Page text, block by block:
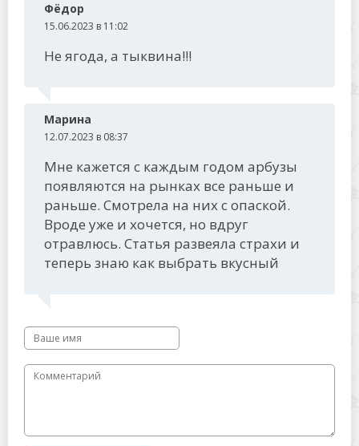
Фёдор
15.06.2023 в 11:02
Не ягода, а тыквина!!!
Марина
12.07.2023 в 08:37
Мне кажется с каждым годом арбузы
появляются на рынках все раньше и
раньше. Смотрела на них с опаской.
Вроде уже и хочется, но вдруг
отравлюсь. Статья развеяла страхи и
теперь знаю как выбрать вкусный